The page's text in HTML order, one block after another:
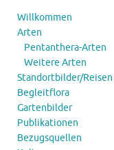
Willkommen
Arten
Pentanthera-Arten
Weitere Arten
Standortbilder/Reisen
Begleitflora
Gartenbilder
Publikationen
Bezugsquellen